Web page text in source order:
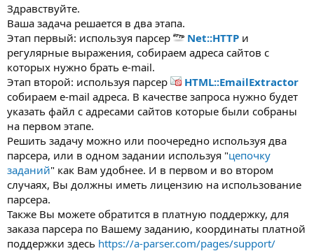
Здравствуйте.
Ваша задача решается в два этапа.
Этап первый: используя парсер
Net::HTTP и
регулярные выражения, собираем адреса сайтов с
которых нужно брать e-mail.
Этап второй: используя парсер
HTML::EmailExtractor
собираем e-mail адреса. В качестве запроса нужно будет
указать файл с адресами сайтов которые были собраны
на первом этапе.
Решить задачу можно или поочередно используя два
парсера, или в одном задании используя "цепочку
заданий" как Вам удобнее. И в первом и во втором
случаях, Вы должны иметь лицензию на использование
парсера.
Также Вы можете обратится в платную поддержку, для
заказа парсера по Вашему заданию, координаты платной
поддержки здесь https://a-parser.com/pages/support/